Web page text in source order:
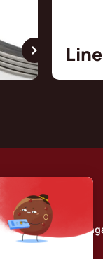
Borrelly
Unser